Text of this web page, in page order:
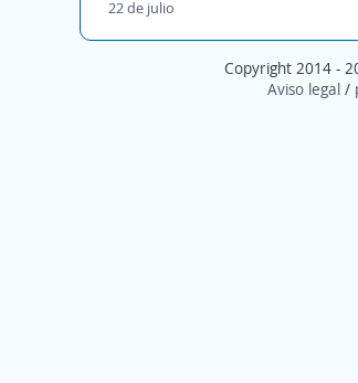
22 de julio
Copyright 2014 -
Aviso legal/